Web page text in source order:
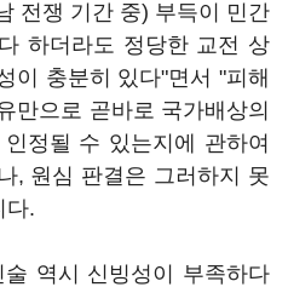
전쟁 기간 중) 부득이 민간
하더라도 정당한 교전 상
이 충분히 있다"면서 "피해
만으로 곧바로 국가배상의
정될 수 있는지에 관하여
, 원심 판결은 그러하지 못
다.
역시 신빙성이 부족하다